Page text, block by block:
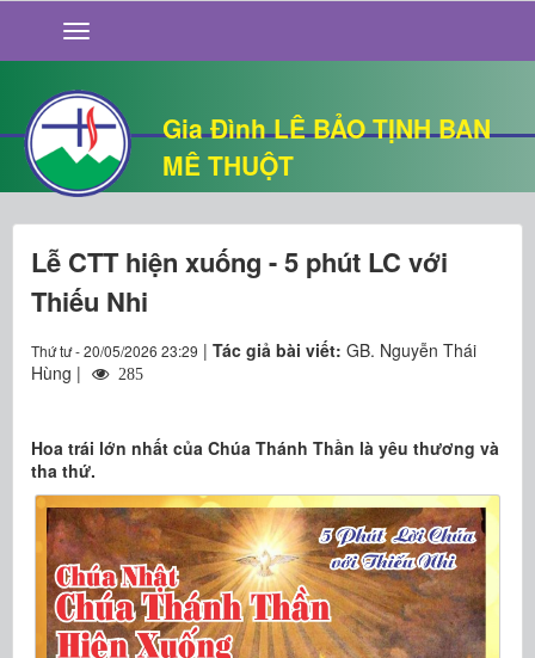
Gia Đình LÊ BẢO TỊNH BAN
MÊ THUỘT
GIỚI THIỆU
TIN TỨC
SỐNG ĐẠO
CHUYỆN NHÀ
QUÁN VĂN
THƯ GIÃN
Lễ CTT hiện xuống - 5 phút LC với
Thiếu Nhi
Thứ tư - 20/05/2026 23:29 | Tác giả bài viết: GB. Nguyễn Thái
Hùng |
285
Hoa trái lớn nhất của Chúa Thánh Thần là yêu thương và
tha thứ.